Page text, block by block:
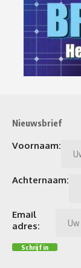
Nieuwsbrief
Voornaam:
Achternaam:
Email
adres: